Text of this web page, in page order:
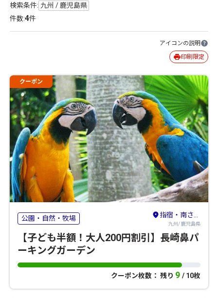
検索条件: 九州 / 鹿児島県
件数:4件
アイコンの説明
印刷限定
クーポン
公園・自然・牧場 指宿・南さつま
九州/ 鹿児島県
【子ども半額！大人200円割引】長崎鼻パ
ーキングガーデン
クーポン枚数： 残り 9 / 10枚